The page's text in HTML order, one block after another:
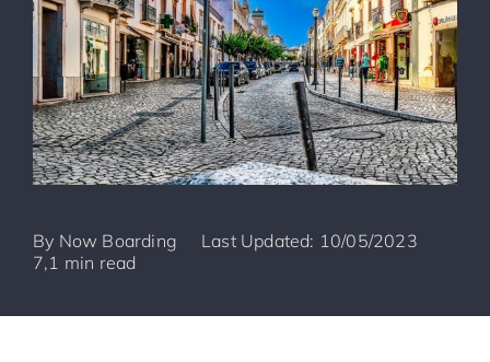
By Now Boarding
Last Updated: 10/05/2023
7,1 min read